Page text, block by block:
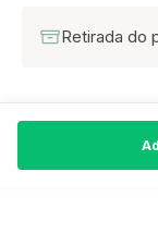
Retirada do